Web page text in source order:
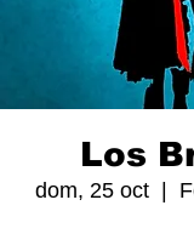
Los
dom, 25 oct
  |